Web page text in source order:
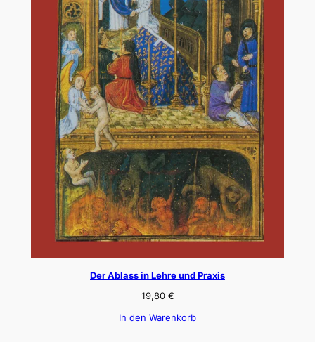
Der Ablass in Lehre und Praxis
19,80 €
In den Warenkorb